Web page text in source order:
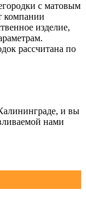
с матовым
компании
изделие,
рассчитана по
и вы
нами